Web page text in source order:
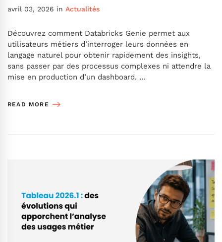
avril 03, 2026 in Actualités
Découvrez comment Databricks Genie permet aux
utilisateurs métiers d’interroger leurs données en
langage naturel pour obtenir rapidement des insights,
sans passer par des processus complexes ni attendre la
mise en production d’un dashboard. …
READ MORE